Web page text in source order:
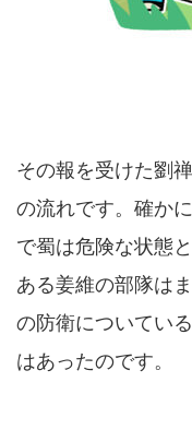
その報を受けた劉
の流れです。確か
で蜀は危険な状態
ある姜維の部隊は
の防衛についてい
はあったのです。